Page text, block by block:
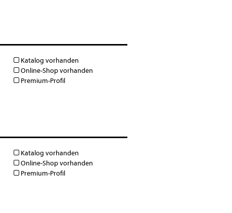
Katalog vorhanden
Online-Shop vorhanden
Premium-Profil
Katalog vorhanden
Online-Shop vorhanden
Premium-Profil